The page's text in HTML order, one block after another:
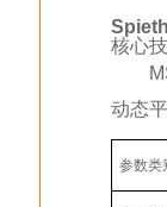
核心
动态
参数类